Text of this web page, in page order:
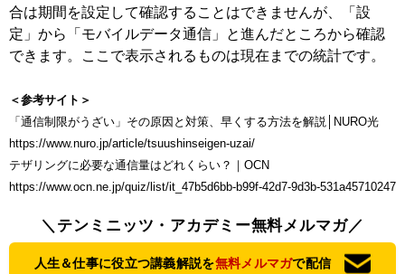
合は期間を設定して確認することはできませんが、「設
定」から「モバイルデータ通信」と進んだところから確認
できます。ここで表示されるものは現在までの統計です。
＜参考サイト＞
「通信制限がうざい」その原因と対策、早くする方法を解説│NURO光
https://www.nuro.jp/article/tsuushinseigen-uzai/
テザリングに必要な通信量はどれくらい？｜OCN
https://www.ocn.ne.jp/quiz/list/it_47b5d6bb-b99f-42d7-9d3b-531a45710247
＼テンミニッツ・アカデミー無料メルマガ／
人生＆仕事に役立つ講義解説を無料メルマガで配信